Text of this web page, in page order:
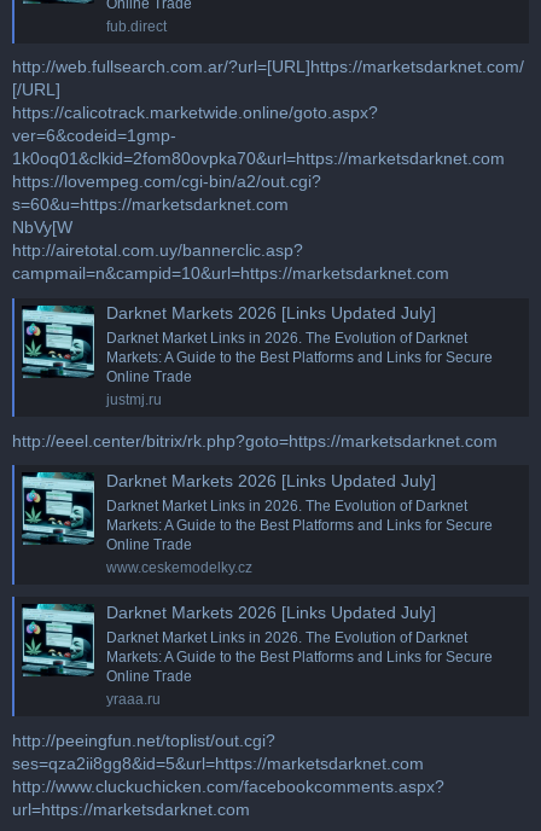
fub.direct
http://web.fullsearch.com.ar/?url=[URL]https://marketsdarknet.com/
[/URL]
https://calicotrack.marketwide.online/goto.aspx?
ver=6&codeid=1gmp-
1k0oq01&clkid=2fom80ovpka70&url=https://marketsdarknet.com
https://lovempeg.com/cgi-bin/a2/out.cgi?
s=60&u=https://marketsdarknet.com
NbVy[W
http://airetotal.com.uy/bannerclic.asp?
campmail=n&campid=10&url=https://marketsdarknet.com
Darknet Markets 2026 [Links Updated July]
Darknet Market Links in 2026. The Evolution of Darknet
Markets: A Guide to the Best Platforms and Links for Secure
Online Trade
justmj.ru
http://eeel.center/bitrix/rk.php?goto=https://marketsdarknet.com
Darknet Markets 2026 [Links Updated July]
Darknet Market Links in 2026. The Evolution of Darknet
Markets: A Guide to the Best Platforms and Links for Secure
Online Trade
www.ceskemodelky.cz
Darknet Markets 2026 [Links Updated July]
Darknet Market Links in 2026. The Evolution of Darknet
Markets: A Guide to the Best Platforms and Links for Secure
Online Trade
yraaa.ru
http://peeingfun.net/toplist/out.cgi?
ses=qza2ii8gg8&id=5&url=https://marketsdarknet.com
http://www.cluckuchicken.com/facebookcomments.aspx?
url=https://marketsdarknet.com